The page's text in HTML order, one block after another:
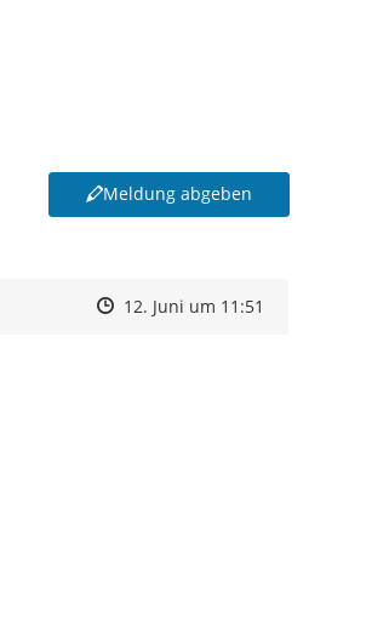
Meldung abgeben
Zeitpunkt des Erstellens
Zeitpunkt des Erstellens
12. Juni um 11:51